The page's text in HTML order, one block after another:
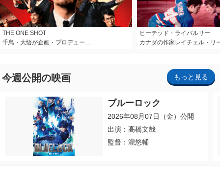
THE ONE SHOT
千鳥・大悟が企画・プロデュー…
ヒーテッド・ライバルリー
カナダの作家レイチェル・リ
今週公開の映画 もっと見る
ブルーロック
2026年08月07日（金）公開
出演：高橋文哉
監督：瀧悠輔